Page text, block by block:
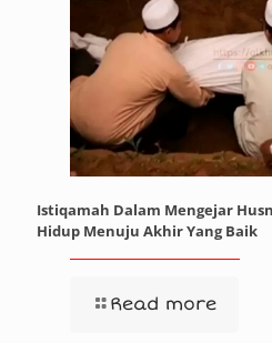
Istiqamah Dalam Mengejar
Hidup Menuju Akhir Yang Baik
Read more